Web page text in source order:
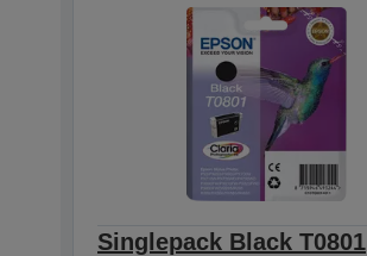
Singlepack Black T0801